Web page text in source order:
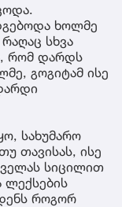
ხოლმე
სხვა
რომ დარდს
გოგიტამ ისე
სახუმარო
თავისას, ისე
სიცილით
ლექსების
როგორ